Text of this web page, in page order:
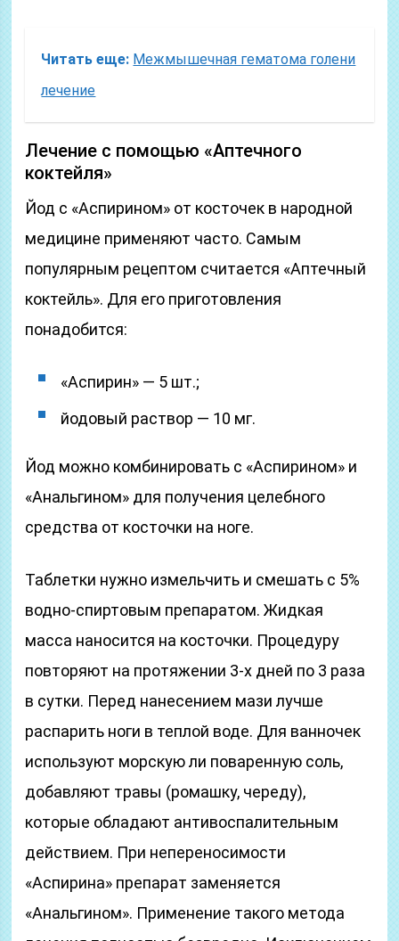
Читать еще: Межмышечная гематома голени
лечение
Лечение с помощью «Аптечного
коктейля»
Йод с «Аспирином» от косточек в народной
медицине применяют часто. Самым
популярным рецептом считается «Аптечный
коктейль». Для его приготовления
понадобится:
«Аспирин» — 5 шт.;
йодовый раствор — 10 мг.
Йод можно комбинировать с «Аспирином» и
«Анальгином» для получения целебного
средства от косточки на ноге.
Таблетки нужно измельчить и смешать с 5%
водно-спиртовым препаратом. Жидкая
масса наносится на косточки. Процедуру
повторяют на протяжении 3-х дней по 3 раза
в сутки. Перед нанесением мази лучше
распарить ноги в теплой воде. Для ванночек
используют морскую ли поваренную соль,
добавляют травы (ромашку, череду),
которые обладают антивоспалительным
действием. При непереносимости
«Аспирина» препарат заменяется
«Анальгином». Применение такого метода